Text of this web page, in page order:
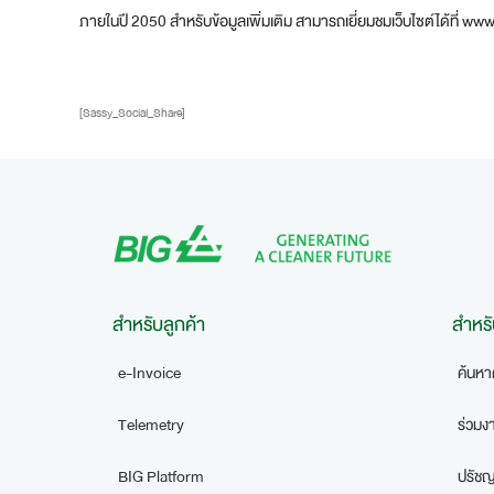
ภายในปี 2050 สำหรับข้อมูลเพิ่มเติม สามารถเยี่ยมชมเว็บไซต์ได้ที่
[Sassy_Social_Share]
สำหรับลูกค้า
e-Invoice
Telemetry
BIG Platform
สำห
ค้นห
ร่วมง
ปรัช